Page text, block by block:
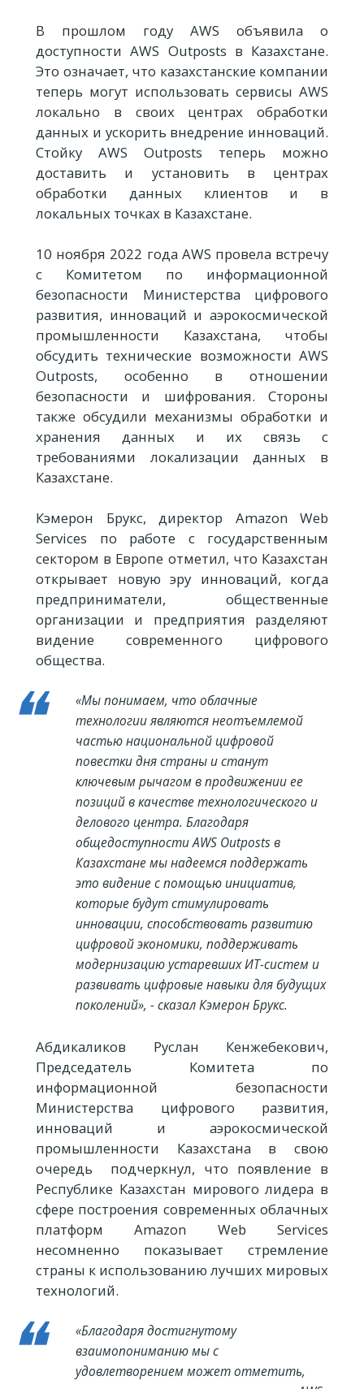
В прошлом году AWS объявила о
доступности AWS Outposts в Казахстане.
Это означает, что казахстанские компании
теперь могут использовать сервисы AWS
локально в своих центрах обработки
данных и ускорить внедрение инноваций.
Стойку AWS Outposts теперь можно
доставить и установить в центрах
обработки данных клиентов и в
локальных точках в Казахстане.
10 ноября 2022 года AWS провела встречу
с Комитетом по информационной
безопасности Министерства цифрового
развития, инноваций и аэрокосмической
промышленности Казахстана, чтобы
обсудить технические возможности AWS
Outposts, особенно в отношении
безопасности и шифрования. Стороны
также обсудили механизмы обработки и
хранения данных и их связь с
требованиями локализации данных в
Казахстане.
Кэмерон Брукс, директор Amazon Web
Services по работе с государственным
сектором в Европе отметил, что Казахстан
открывает новую эру инноваций, когда
предприниматели, общественные
организации и предприятия разделяют
видение современного цифрового
общества.
«Мы понимаем, что облачные
технологии являются неотъемлемой
частью национальной цифровой
повестки дня страны и станут
ключевым рычагом в продвижении ее
позиций в качестве технологического и
делового центра. Благодаря
общедоступности AWS Outposts в
Казахстане мы надеемся поддержать
это видение с помощью инициатив,
которые будут стимулировать
инновации, способствовать развитию
цифровой экономики, поддерживать
модернизацию устаревших ИТ-систем и
развивать цифровые навыки для будущих
поколений», - сказал Кэмерон Брукс.
Абдикаликов Руслан Кенжебекович,
Председатель Комитета по
информационной безопасности
Министерства цифрового развития,
инноваций и аэрокосмической
промышленности Казахстана в свою
очередь подчеркнул, что появление в
Республике Казахстан мирового лидера в
сфере построения современных облачных
платформ Amazon Web Services
несомненно показывает стремление
страны к использованию лучших мировых
технологий.
«Благодаря достигнутому
взаимопониманию мы с
удовлетворением может отметить,